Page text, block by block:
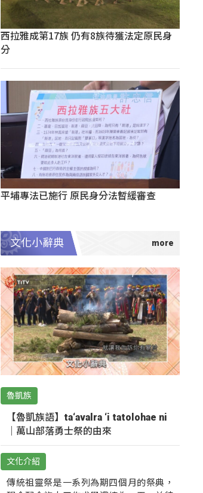
西拉雅成第17族 仍有8族待獲法定原民身
分
平埔專法已施行 原民身分法暫緩審查
文化小辭典
魯凱族
【魯凱族語】ta‘avalra ‘i tatolohae ni
｜萬山部落勇士祭的由來
文化介紹
傳統祖靈祭是一系列為期四個月的祭典，